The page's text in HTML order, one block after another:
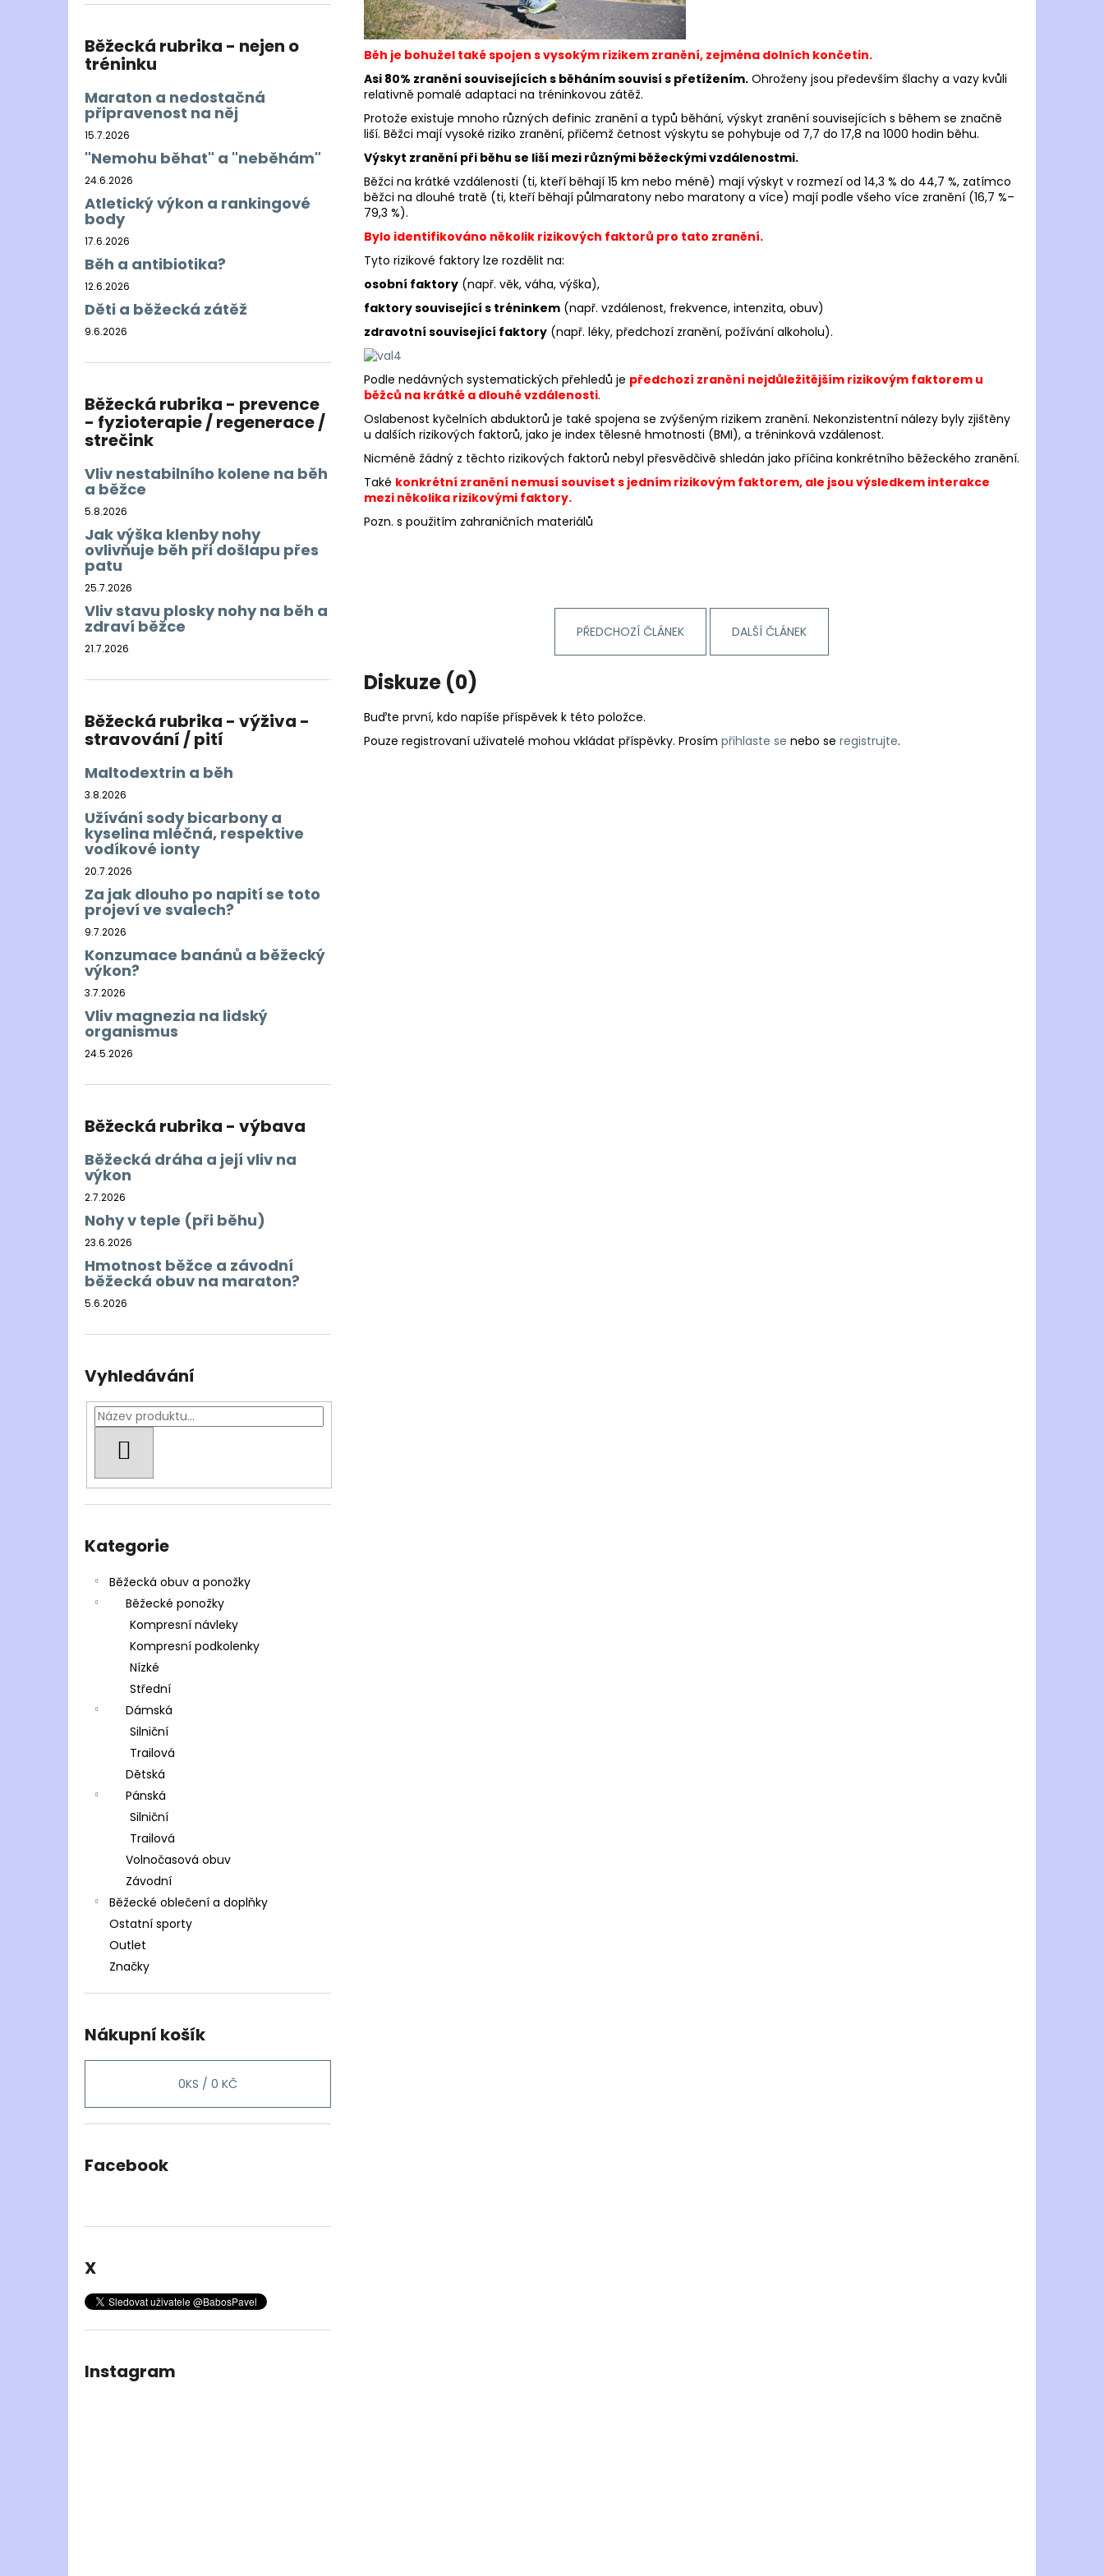
Běžecká rubrika - nejen o
tréninku
Maraton a nedostačná
připravenost na něj
15.7.2026
"Nemohu běhat" a "neběhám"
24.6.2026
Atletický výkon a rankingové
body
17.6.2026
Běh a antibiotika?
12.6.2026
Děti a běžecká zátěž
9.6.2026
Běžecká rubrika - prevence
- fyzioterapie / regenerace /
strečink
Vliv nestabilního kolene na běh
a běžce
5.8.2026
Jak výška klenby nohy
ovlivňuje běh při došlapu přes
patu
25.7.2026
Vliv stavu plosky nohy na běh a
zdraví běžce
21.7.2026
Běžecká rubrika - výživa -
stravování / pití
Maltodextrin a běh
3.8.2026
Užívání sody bicarbony a
kyselina mléčná, respektive
vodíkové ionty
20.7.2026
Za jak dlouho po napití se toto
projeví ve svalech?
9.7.2026
Konzumace banánů a běžecký
výkon?
3.7.2026
Vliv magnezia na lidský
organismus
24.5.2026
Běžecká rubrika - výbava
Běžecká dráha a její vliv na
výkon
2.7.2026
Nohy v teple (při běhu)
23.6.2026
Hmotnost běžce a závodní
běžecká obuv na maraton?
5.6.2026
Vyhledávání
kategorie
Kategorie
Běžecká obuv a ponožky
Běžecké ponožky
Kompresní návleky
Kompresní podkolenky
Nízké
Střední
Dámská
Silniční
Trailová
Dětská
Pánská
Silniční
Trailová
Volnočasová obuv
Závodní
Běžecké oblečení a doplňky
Ostatní sporty
Outlet
Značky
Nákupní košík
0KS / 0 KČ
Facebook
X
Instagram
Běh je bohužel také spojen s vysokým rizikem zranění, zejména dolních končetin.
Asi 80% zranění souvisejících s běháním souvisí s přetížením. Ohroženy jsou především šlachy a vazy kvůli
relativně pomalé adaptaci na tréninkovou zátěž.
Protože existuje mnoho různých definic zranění a typů běhání, výskyt zranění souvisejících s během se značně
liší. Běžci mají vysoké riziko zranění, přičemž četnost výskytu se pohybuje od 7,7 do 17,8 na 1000 hodin běhu.
Výskyt zranění při běhu se liší mezi různými běžeckými vzdálenostmi.
Běžci na krátké vzdálenosti (ti, kteří běhají 15 km nebo méně) mají výskyt v rozmezí od 14,3 % do 44,7 %, zatímco
běžci na dlouhé tratě (ti, kteří běhají půlmaratony nebo maratony a více) mají podle všeho více zranění (16,7 %–
79,3 %).
Bylo identifikováno několik rizikových faktorů pro tato zranění.
Tyto rizikové faktory lze rozdělit na:
osobní faktory (např. věk, váha, výška),
faktory související s tréninkem (např. vzdálenost, frekvence, intenzita, obuv)
zdravotní související faktory (např. léky, předchozí zranění, požívání alkoholu).
Podle nedávných systematických přehledů je předchozí zranění nejdůležitějším rizikovým faktorem u
běžců na krátké a dlouhé vzdálenosti.
Oslabenost kyčelních abduktorů je také spojena se zvýšeným rizikem zranění. Nekonzistentní nálezy byly zjištěny
u dalších rizikových faktorů, jako je index tělesné hmotnosti (BMI), a tréninková vzdálenost.
Nicméně žádný z těchto rizikových faktorů nebyl přesvědčivě shledán jako příčina konkrétního běžeckého zranění.
Také konkrétní zranění nemusí souviset s jedním rizikovým faktorem, ale jsou výsledkem interakce
mezi několika rizikovými faktory.
Pozn. s použitím zahraničních materiálů
PŘEDCHOZÍ ČLÁNEK DALŠÍ ČLÁNEK
Diskuze (0)
Buďte první, kdo napíše příspěvek k této položce.
Pouze registrovaní uživatelé mohou vkládat příspěvky. Prosím přihlaste se nebo se registrujte.
BĚŽECKÁ BUNDA RONHILL EVERYDAY
899 Kč
Původně:1 200 Kč
BĚŽECKÉ RUKAVICE RONHILL CLASSIC
GLOVE
346 Kč
Původně:384 Kč
BĚŽECKÁ OBUV JOMA R.6000 2502
2 299 Kč
Původně: